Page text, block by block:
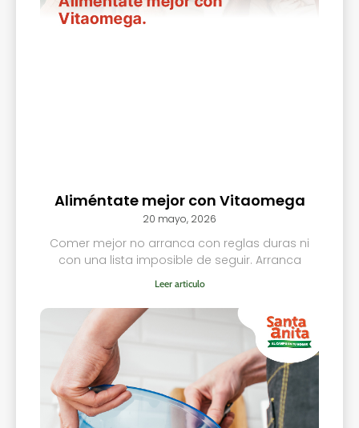
Aliméntate mejor con Vitaomega
20 mayo, 2026
Comer mejor no arranca con reglas duras ni
con una lista imposible de seguir. Arranca
Leer articulo